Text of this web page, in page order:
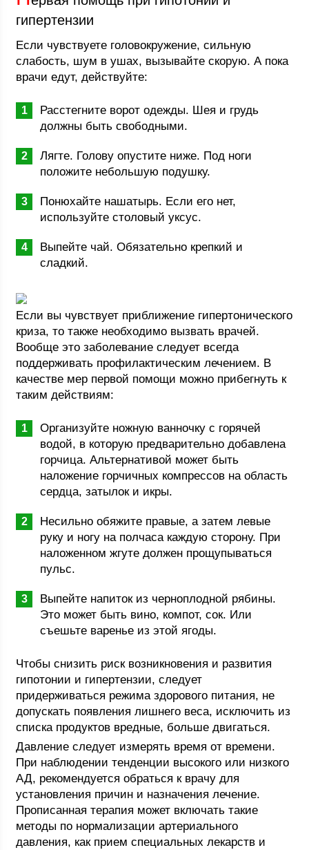
гипертензии
Если чувствуете головокружение, сильную
слабость, шум в ушах, вызывайте скорую. А пока
врачи едут, действуйте:
Расстегните ворот одежды. Шея и грудь
должны быть свободными.
Лягте. Голову опустите ниже. Под ноги
положите небольшую подушку.
Понюхайте нашатырь. Если его нет,
используйте столовый уксус.
Выпейте чай. Обязательно крепкий и
сладкий.
Если вы чувствует приближение гипертонического
криза, то также необходимо вызвать врачей.
Вообще это заболевание следует всегда
поддерживать профилактическим лечением. В
качестве мер первой помощи можно прибегнуть к
таким действиям:
Организуйте ножную ванночку с горячей
водой, в которую предварительно добавлена
горчица. Альтернативой может быть
наложение горчичных компрессов на область
сердца, затылок и икры.
Несильно обяжите правые, а затем левые
руку и ногу на полчаса каждую сторону. При
наложенном жгуте должен прощупываться
пульс.
Выпейте напиток из черноплодной рябины.
Это может быть вино, компот, сок. Или
съешьте варенье из этой ягоды.
Чтобы снизить риск возникновения и развития
гипотонии и гипертензии, следует
придерживаться режима здорового питания, не
допускать появления лишнего веса, исключить из
списка продуктов вредные, больше двигаться.
Давление следует измерять время от времени.
При наблюдении тенденции высокого или низкого
АД, рекомендуется обраться к врачу для
установления причин и назначения лечение.
Прописанная терапия может включать такие
методы по нормализации артериального
давления, как прием специальных лекарств и